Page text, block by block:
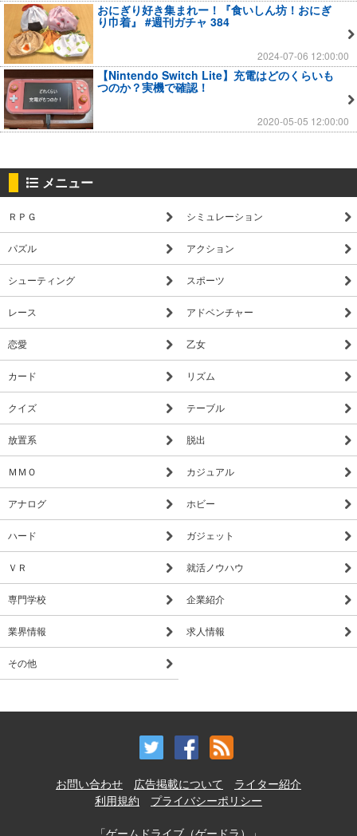
おにぎり好き集まれー！『食いしん坊！おにぎ
り巾着』 #週刊ガチャ 384
2024-07-06 12:00:00
【Nintendo Switch Lite】充電はどのくらいも
つのか？実機で確認！
2020-05-05 12:00:00
メニュー
ＲＰＧ シミュレーション
パズル アクション
シューティング スポーツ
レース アドベンチャー
恋愛 乙女
カード リズム
クイズ テーブル
放置系 脱出
ＭＭＯ カジュアル
アナログ ホビー
ハード ガジェット
ＶＲ 就活ノウハウ
専門学校 企業紹介
業界情報 求人情報
その他
お問い合わせ 広告掲載について
ライター紹介
利用規約
プライバシーポリシー
「ゲームドライブ（ゲードラ）」